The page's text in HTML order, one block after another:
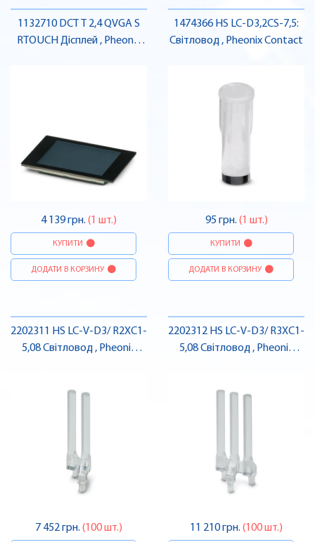
1132710 DCT T 2,4 QVGA S
RTOUCH Дісплей , Pheonix
4 139 грн. (1 шт.)
КУПИТИ
ДОДАТИ В КОРЗИНУ
1474366 HS LC-D3,2CS-7,5:
Світловод , Pheonix Contact
95 грн. (1 шт.)
КУПИТИ
ДОДАТИ В КОРЗИНУ
2202311 HS LC-V-D3/ R2XC1-
5,08 Світловод , Pheonix
7 452 грн. (100 шт.)
2202312 HS LC-V-D3/ R3XC1-
5,08 Світловод , Pheonix
11 210 грн. (100 шт.)